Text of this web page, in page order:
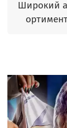
Широкий